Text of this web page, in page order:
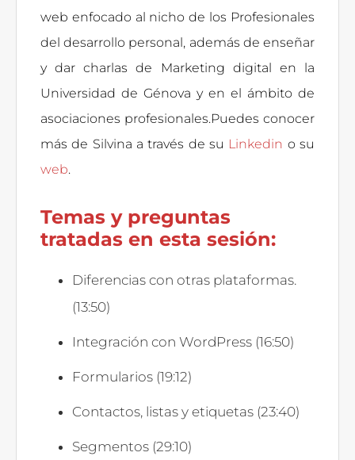
web enfocado al nicho de los Profesionales
del desarrollo personal, además de enseñar
y dar charlas de Marketing digital en la
Universidad de Génova y en el ámbito de
asociaciones profesionales.Puedes conocer
más de Silvina a través de su Linkedin o su
web.
Temas y preguntas
tratadas en esta sesión:
Diferencias con otras plataformas.
(13:50)
Integración con WordPress (16:50)
Formularios (19:12)
Contactos, listas y etiquetas (23:40)
Segmentos (29:10)